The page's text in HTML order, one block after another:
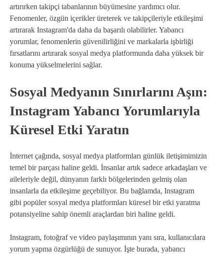
artırırken takipçi tabanlarının büyümesine yardımcı olur.
Fenomenler, özgün içerikler üreterek ve takipçileriyle etkileşimi
artırarak Instagram'da daha da başarılı olabilirler. Yabancı
yorumlar, fenomenlerin güvenilirliğini ve markalarla işbirliği
fırsatlarını artırarak sosyal medya platformunda daha yüksek bir
konuma yükselmelerini sağlar.
Sosyal Medyanın Sınırlarını Aşın:
Instagram Yabancı Yorumlarıyla
Küresel Etki Yaratın
İnternet çağında, sosyal medya platformları günlük iletişimimizin
temel bir parçası haline geldi. İnsanlar artık sadece arkadaşları ve
aileleriyle değil, dünyanın farklı bölgelerinden gelmiş olan
insanlarla da etkileşime geçebiliyor. Bu bağlamda, Instagram
gibi popüler sosyal medya platformları küresel bir etki yaratma
potansiyeline sahip önemli araçlardan biri haline geldi.
Instagram, fotoğraf ve video paylaşımının yanı sıra, kullanıcılara
yorum yapma özgürlüğü de sunuyor. İşte burada, yabancı